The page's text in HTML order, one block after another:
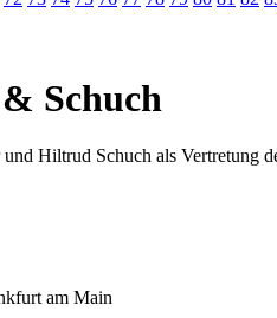
Schuch
Hiltrud Schuch als Vertretung
am Main